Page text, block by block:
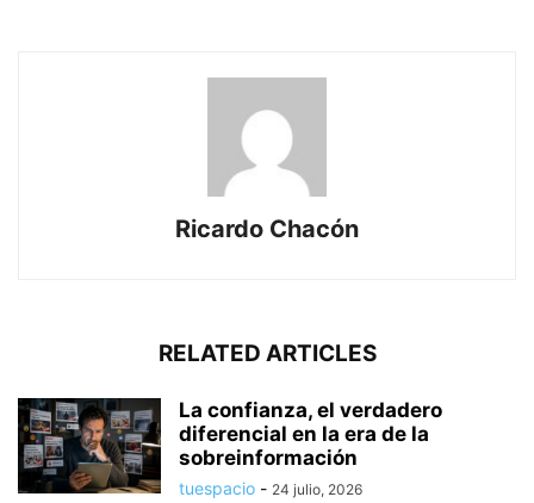
Ricardo Chacón
RELATED ARTICLES
La confianza, el verdadero
diferencial en la era de la
sobreinformación
tuespacio - 24 julio, 2026